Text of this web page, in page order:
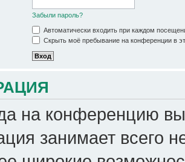
Забыли пароль?
Автоматически входить при каждом
Скрыть моё пребывание на конференции в
на конференцию
занимает всего